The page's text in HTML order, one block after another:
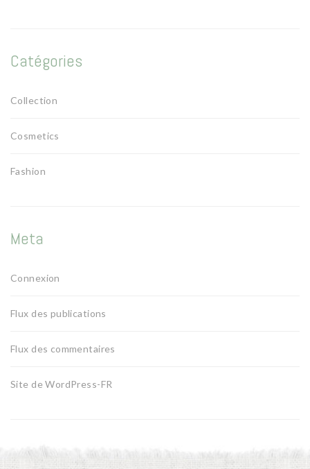
Catégories
Collection
Cosmetics
Fashion
Meta
Connexion
Flux des publications
Flux des commentaires
Site de WordPress-FR